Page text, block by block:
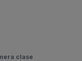
clase